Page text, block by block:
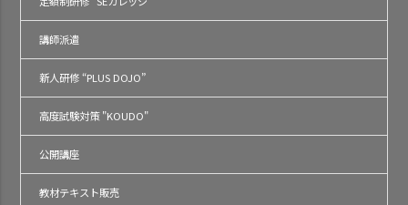
講師派遣
新人研修 “PLUS DOJO”
高度試験対策 "KOUDO"
公開講座
教材テキスト販売